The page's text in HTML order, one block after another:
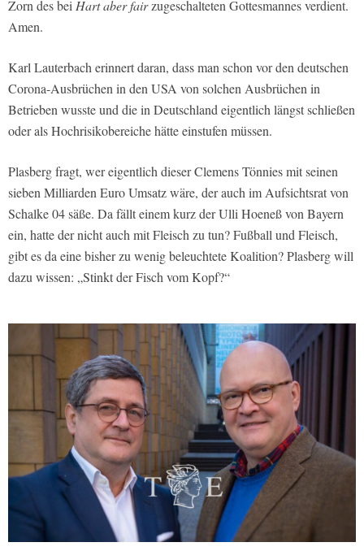
Zorn des bei Hart aber fairzugeschalteten Gottesmannes verdient.
Amen.
Karl Lauterbach erinnert daran, dass man schon vor den deutschen
Corona-Ausbrüchen in den USA von solchen Ausbrüchen in
Betrieben wusste und die in Deutschland eigentlich längst schließen
oder als Hochrisikobereiche hätte einstufen müssen.
Plasberg fragt, wer eigentlich dieser Clemens Tönnies mit seinen
sieben Milliarden Euro Umsatz wäre, der auch im Aufsichtsrat von
Schalke 04 säße. Da fällt einem kurz der Ulli Hoeneß von Bayern
ein, hatte der nicht auch mit Fleisch zu tun? Fußball und Fleisch,
gibt es da eine bisher zu wenig beleuchtete Koalition? Plasberg will
dazu wissen: „Stinkt der Fisch vom Kopf?“